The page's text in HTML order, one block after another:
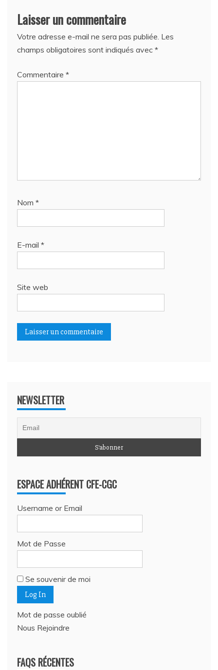
Laisser un commentaire
Votre adresse e-mail ne sera pas publiée. Les
champs obligatoires sont indiqués avec *
Commentaire *
Nom *
E-mail *
Site web
NEWSLETTER
ESPACE ADHÉRENT CFE-CGC
Username or Email
Mot de Passe
Se souvenir de moi
Mot de passe oublié
Nous Rejoindre
FAQS RÉCENTES